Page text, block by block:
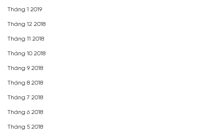
Tháng 1 2019
Tháng 12 2018
Tháng 11 2018
Tháng 10 2018
Tháng 9 2018
Tháng 8 2018
Tháng 7 2018
Tháng 6 2018
Tháng 5 2018